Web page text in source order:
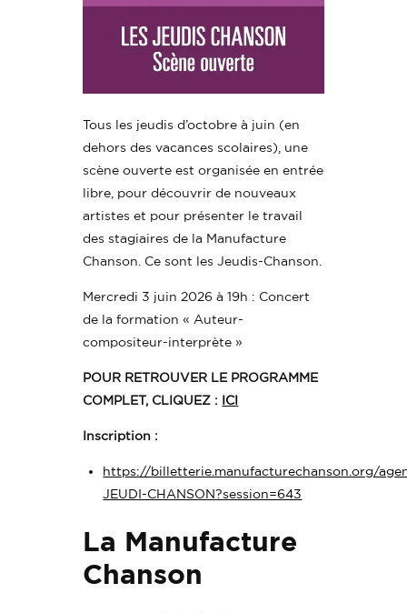
Tous les jeudis d’octobre à juin (en
dehors des vacances scolaires), une
scène ouverte est organisée en entrée
libre, pour découvrir de nouveaux
artistes et pour présenter le travail
des stagiaires de la Manufacture
Chanson. Ce sont les Jeudis-Chanson.
Mercredi 3 juin 2026 à 19h : Concert
de la formation « Auteur-
compositeur-interprète »
POUR RETROUVER LE PROGRAMME
COMPLET, CLIQUEZ : ICI
Inscription :
https://billetterie.manufacturechanson.org/
JEUDI-CHANSON?session=643
La Manufacture
Chanson